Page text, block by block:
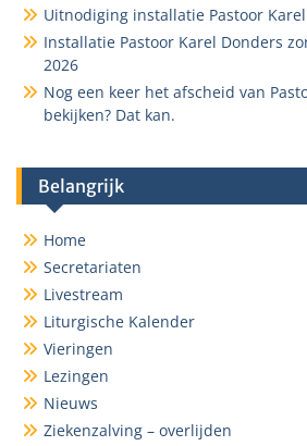
Uitnodiging installatie Pastoor
Installatie Pastoor Karel Donders
2026
Nog een keer het afscheid van
bekijken? Dat kan.
Belangrijk
Home
Secretariaten
Livestream
Liturgische Kalender
Vieringen
Lezingen
Nieuws
Ziekenzalving – overlijden